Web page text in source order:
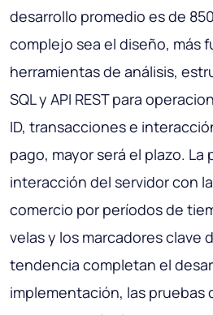
desarrollo promedio es de
complejo sea el diseño, más
herramientas de análisis,
SQL y API REST para
ID, transacciones e
pago, mayor será el plazo. La
interacción del servidor con
comercio por períodos de
velas y los marcadores clave
tendencia completan el
implementación, las pruebas